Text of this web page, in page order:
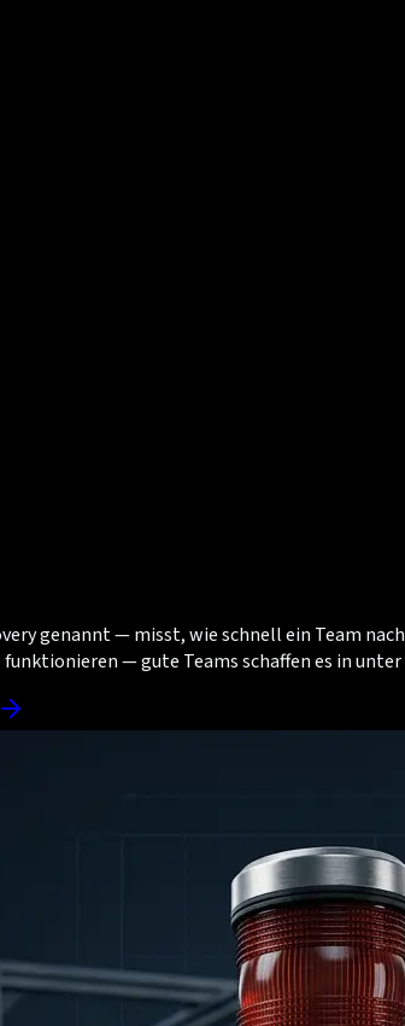
genannt — misst, wie schnell ein Team
— gute Teams schaffen es in unter